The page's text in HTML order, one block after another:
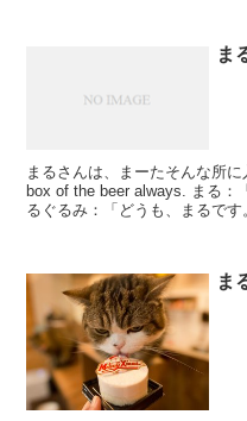
ま
まるさんは、まーたそんな所
box of the beer always. まる：「まるはここにいますよ。」 Maru: ま
るぐるみ：「どうも、まるです
ま